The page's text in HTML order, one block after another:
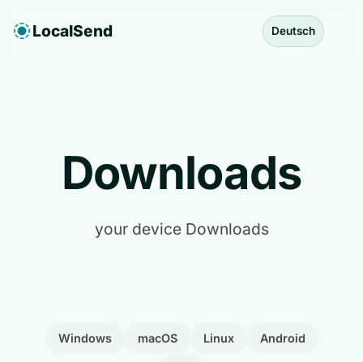
LocalSend Deutsch
Downloads
your device Downloads
Windows macOS Linux Android